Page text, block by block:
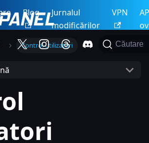
Blog
Jurnalul
modificărilor
VPN
Căutare
Control utilizatori